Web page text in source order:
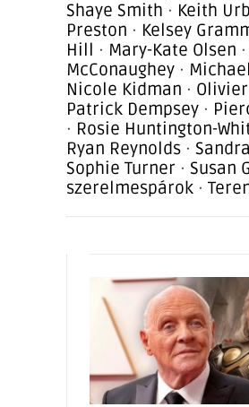
Shaye Smith · Keith
Preston · Kelsey
Hill · Mary-Kate Olsen ·
McConaughey ·
Nicole Kidman ·
Patrick Dempsey ·
· Rosie Huntington-
Ryan Reynolds ·
Sophie Turner · Susan
szerelmespárok ·